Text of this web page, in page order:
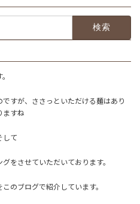
すが、ささっといただける麺はあり
ますね
して
をさせていただいております。
のブログで紹介しています。